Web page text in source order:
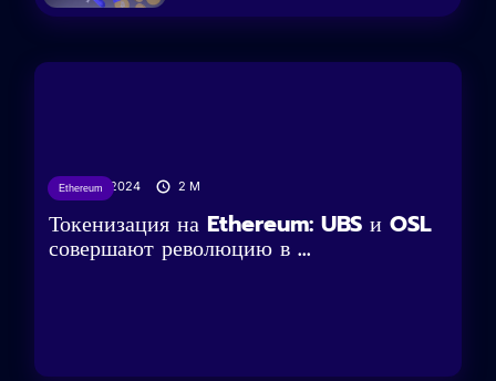
Ethereum
08/02/2024 2 M
Токенизация на Ethereum: UBS и OSL
совершают революцию в ...